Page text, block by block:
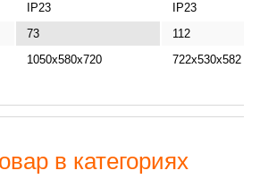
IP23
IP23
73
112
1050x580x720 722x530x582
в категориях